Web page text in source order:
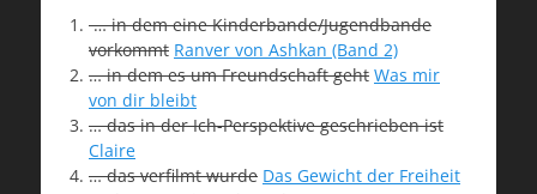
… in dem eine Kinderbande/Jugendbande
vorkommt Ranver von Ashkan (Band 2)
… in dem es um Freundschaft geht Was mir
von dir bleibt
… das in der Ich-Perspektive geschrieben ist
Claire
… das verfilmt wurde Das Gewicht der Freiheit